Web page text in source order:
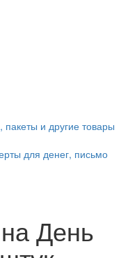
и другие товары
для денег, письмо
День